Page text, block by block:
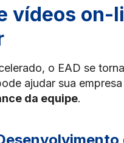
vídeos
o EAD se
ajudar sua empresa
da equipe.